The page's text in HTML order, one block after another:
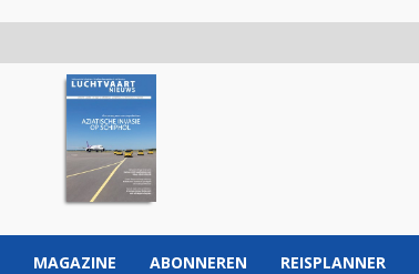
MAGAZINE ABONNEREN REISPLANNER